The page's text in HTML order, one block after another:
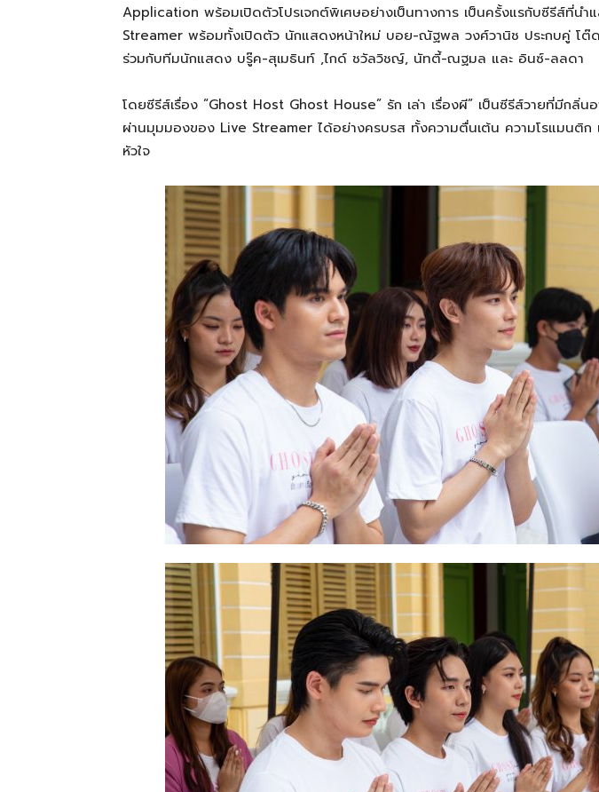
Application พร้อมเปิดตัวโปรเจกต์พิเศษอย่างเป็นทางการ เป็นครั้งแรกับซีรีส์ที่นำ
Streamer พร้อมทั้งเปิดตัว นักแสดงหน้าใหม่ บอย-ณัฐพล วงศ์วานิช ประกบคู่ โ
ร่วมกับทีมนักแสดง บรู๊ค-สุเมธินท์ ,ไกด์ ชวัลวิชญ์, นัทตี้-ณฐมล และ อินซ์-ลลดา
โดยซีรีส์เรื่อง “Ghost Host Ghost House” รัก เล่า เรื่องผี” เป็นซีรีส์วายที่มีกลิ่น
ผ่านมุมมองของ Live Streamer ได้อย่างครบรส ทั้งความตื่นเต้น ความโรแมนติก
หัวใจ